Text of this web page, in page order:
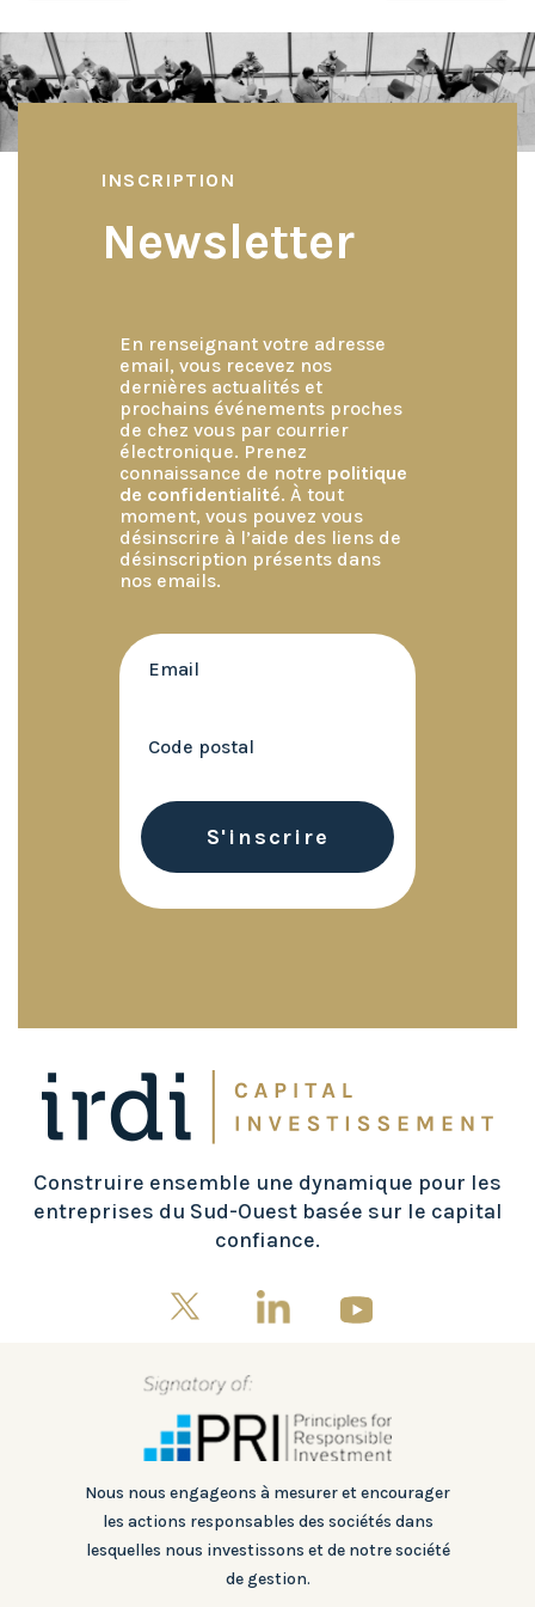
de
l’article
INSCRIPTION
Newsletter
En renseignant votre adresse
email, vous recevez nos
dernières actualités et
prochains événements proches
de chez vous par courrier
électronique. Prenez
connaissance de notre politique
de confidentialité. À tout
moment, vous pouvez vous
désinscrire à l’aide des liens de
désinscription présents dans
nos emails.
Construire ensemble une dynamique pour les
entreprises du Sud-Ouest basée sur le capital
confiance.
Nous nous engageons à mesurer et encourager
les actions responsables des sociétés dans
lesquelles nous investissons et de notre société
de gestion.